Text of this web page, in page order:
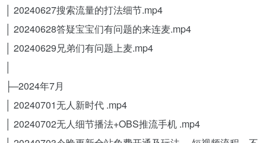
│ 20240627搜索流量的打法细节.mp4
│ 20240628答疑宝宝们有问题的来连麦.mp4
│ 20240629兄弟们有问题上麦.mp4
├─2024年7月
│ 20240701无人新时代 .mp4
│ 20240702无人细节播法+OBS推流手机 .mp4